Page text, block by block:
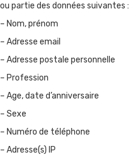
ou partie des données suivantes :
– Nom, prénom
– Adresse email
– Adresse postale personnelle
– Profession
– Age, date d’anniversaire
– Sexe
– Numéro de téléphone
– Adresse(s) IP